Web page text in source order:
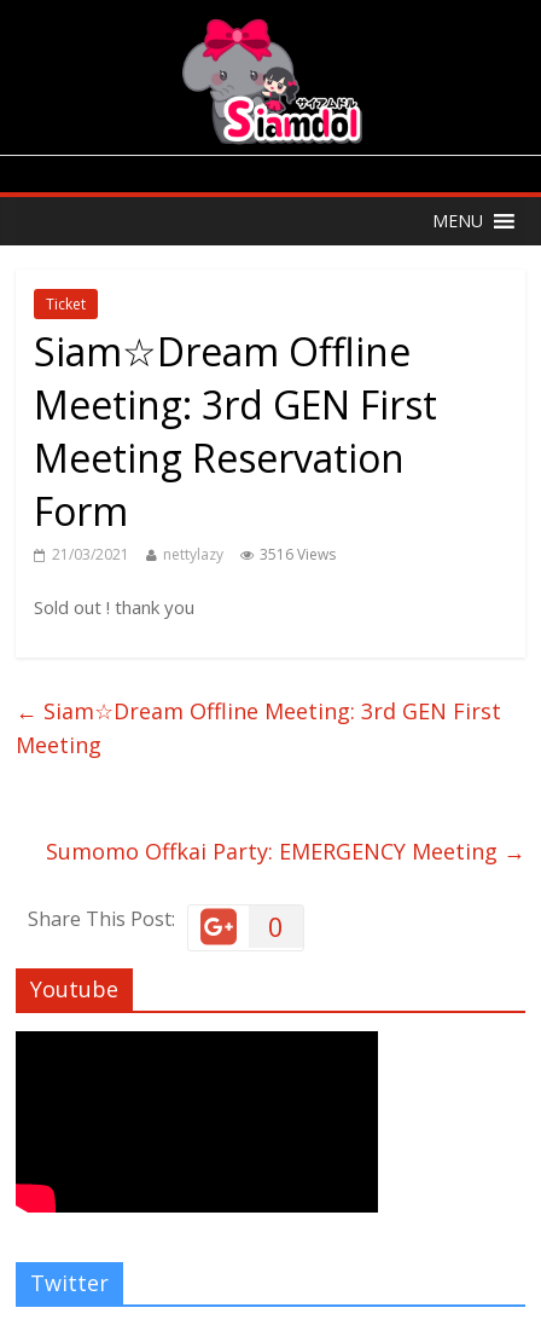
MENU
Ticket
Siam☆Dream Offline
Meeting: 3rd GEN First
Meeting Reservation
Form
21/03/2021 nettylazy 3516 Views
Sold out ! thank you
← Siam☆Dream Offline Meeting: 3rd GEN First
Meeting
Sumomo Offkai Party: EMERGENCY Meeting →
Share This Post: 0
Youtube
Twitter